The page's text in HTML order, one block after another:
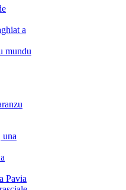
a
mundu
una
Pavia